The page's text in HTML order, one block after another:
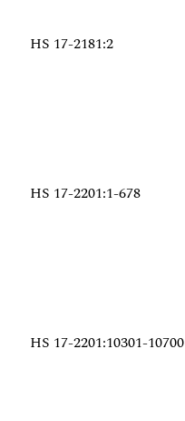
HS 17-2181:2
HS 17-2201:1-678
HS 17-2201:10301-10700